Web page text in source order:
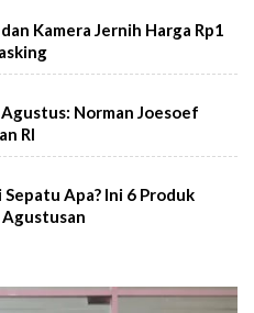
Kamera Jernih Harga Rp1
Norman Joesoef
RI
Apa? Ini 6 Produk
Agustusan